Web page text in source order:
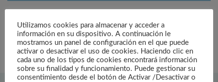
Utilizamos cookies para almacenar y acceder a
información en su dispositivo. A continuación le
mostramos un panel de configuración en el que puede
activar o desactivar el uso de cookies. Haciendo clic en
cada uno de los tipos de cookies encontrará información
sobre su finalidad y funcionamiento. Puede gestionar su
consentimiento desde el botón de Activar /Desactivar o